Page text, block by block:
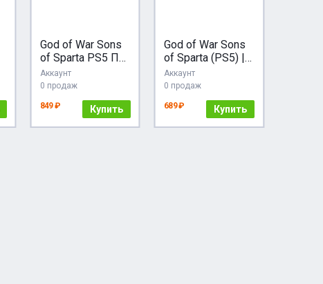
God of War Sons
of Sparta PS5 П2
П3
Аккаунт
0 продаж
849 ₽ Купить
God of War Sons
of Sparta (PS5) |
П2-П3
Аккаунт
0 продаж
689 ₽ Купить